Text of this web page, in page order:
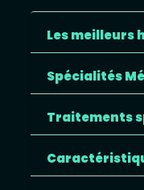
Les meilleurs
Spécialités
Traitements